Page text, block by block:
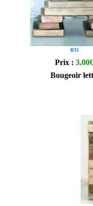
R35
Prix : 3.00€
Bougeoir